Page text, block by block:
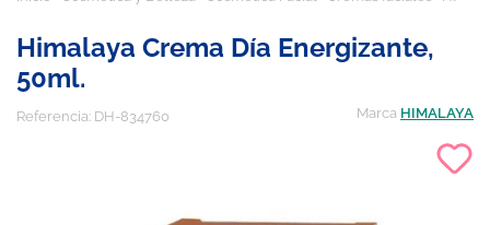
Himalaya Crema Día Energizante,
50ml.
Referencia: DH-834760 Marca HIMALAYA